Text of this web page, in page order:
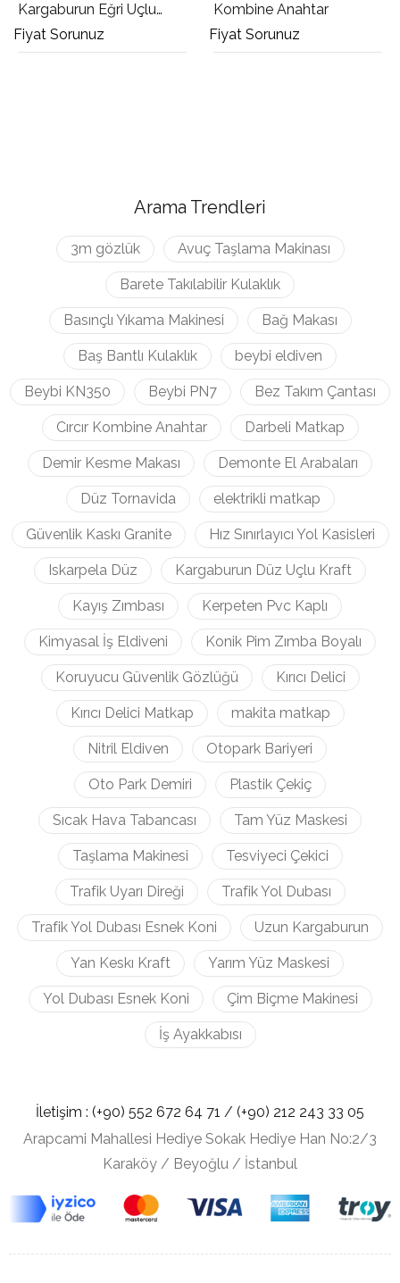
Kargaburun Eğri Uçlu
Opak
Fiyat Sorunuz
Kombine Anahtar
Fiyat Sorunuz
Arama Trendleri
3m gözlük Avuç Taşlama Makinası
Barete Takılabilir Kulaklık
Basınçlı Yıkama Makinesi Bağ Makası
Baş Bantlı Kulaklık beybi eldiven
Beybi KN350 Beybi PN7 Bez Takım Çantası
Cırcır Kombine Anahtar Darbeli Matkap
Demir Kesme Makası Demonte El Arabaları
Düz Tornavida elektrikli matkap
Güvenlik Kaskı Granite Hız Sınırlayıcı Yol Kasisleri
Iskarpela Düz Kargaburun Düz Uçlu Kraft
Kayış Zımbası Kerpeten Pvc Kaplı
Kimyasal İş Eldiveni Konik Pim Zımba Boyalı
Koruyucu Güvenlik Gözlüğü Kırıcı Delici
Kırıcı Delici Matkap makita matkap
Nitril Eldiven Otopark Bariyeri
Oto Park Demiri Plastik Çekiç
Sıcak Hava Tabancası Tam Yüz Maskesi
Taşlama Makinesi Tesviyeci Çekici
Trafik Uyarı Direği Trafik Yol Dubası
Trafik Yol Dubası Esnek Koni Uzun Kargaburun
Yan Keskı Kraft Yarım Yüz Maskesi
Yol Dubası Esnek Koni Çim Biçme Makinesi
İş Ayakkabısı
İletişim : (+90) 552 672 64 71 / (+90) 212 243 33 05
Arapcami Mahallesi Hediye Sokak Hediye Han No:2/3
Karaköy / Beyoğlu / İstanbul